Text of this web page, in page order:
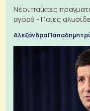
Νέοι παίκτες
αγορά - Ποιες
Αλεξάνδρα